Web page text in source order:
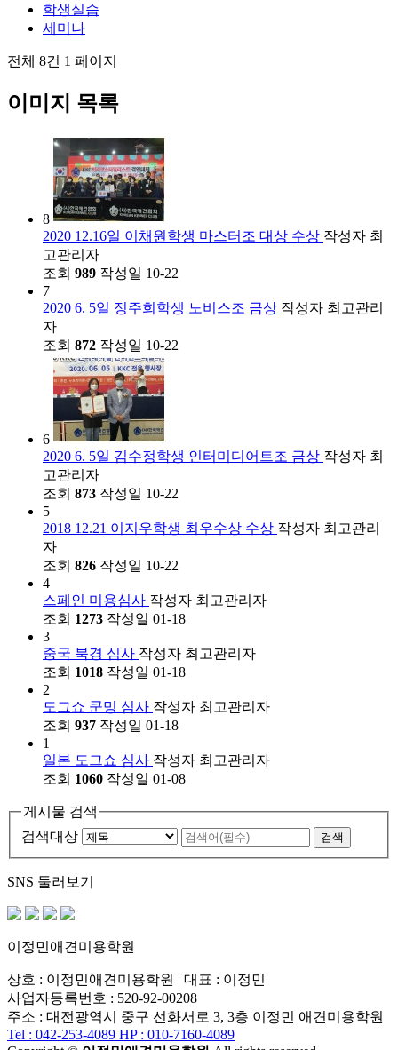
학생실습
세미나
전체 8건 1 페이지
이미지 목록
8
2020 12.16일 이채원학생 마스터조 대상 수상 작성자 최
고관리자
조회 989 작성일 10-22
7
2020 6. 5일 정주희학생 노비스조 금상 작성자 최고관리
자
조회 872 작성일 10-22
6
2020 6. 5일 김수정학생 인터미디어트조 금상 작성자 최
고관리자
조회 873 작성일 10-22
5
2018 12.21 이지우학생 최우수상 수상 작성자 최고관리
자
조회 826 작성일 10-22
4
스페인 미용심사 작성자 최고관리자
조회 1273 작성일 01-18
3
중국 북경 심사 작성자 최고관리자
조회 1018 작성일 01-18
2
도그쇼 쿤밍 심사 작성자 최고관리자
조회 937 작성일 01-18
1
일본 도그쇼 심사 작성자 최고관리자
조회 1060 작성일 01-08
게시물 검색
검색대상
검색
SNS 둘러보기
이정민애견미용학원
상호 : 이정민애견미용학원 | 대표 : 이정민
사업자등록번호 : 520-92-00208
주소 : 대전광역시 중구 선화서로 3, 3층 이정민 애견미용학원
Tel : 042-253-4089 HP : 010-7160-4089